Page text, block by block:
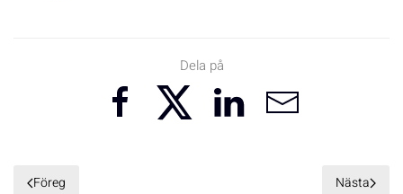
Dela på
Föreg Nästa